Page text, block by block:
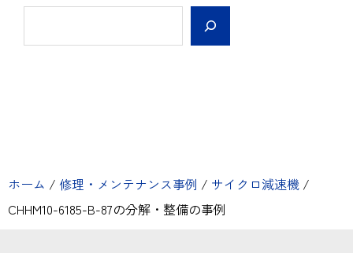
ホーム / 修理・メンテナンス事例 / サイクロ減速機 /
CHHM10-6185-B-87の分解・整備の事例